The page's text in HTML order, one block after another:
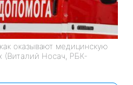
оказывают медицинскую
(Виталий Носач, РБК-